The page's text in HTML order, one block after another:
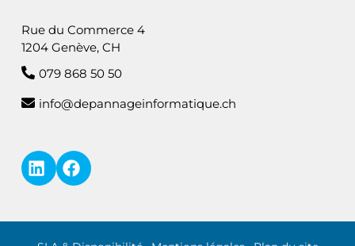
Rue du Commerce 4
1204 Genève, CH
079 868 50 50
info@depannageinformatique.ch
LinkedIn — i4M Services Informatiques Sàrl
Facebook